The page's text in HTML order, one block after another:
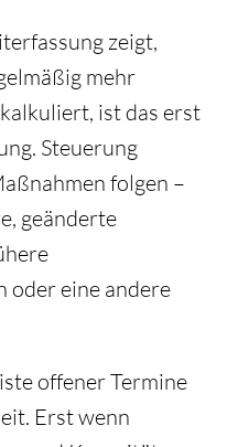
zeigt,
mehr
ist das erst
Steuerung
folgen –
geänderte
oder eine andere
offener Termine
Erst wenn